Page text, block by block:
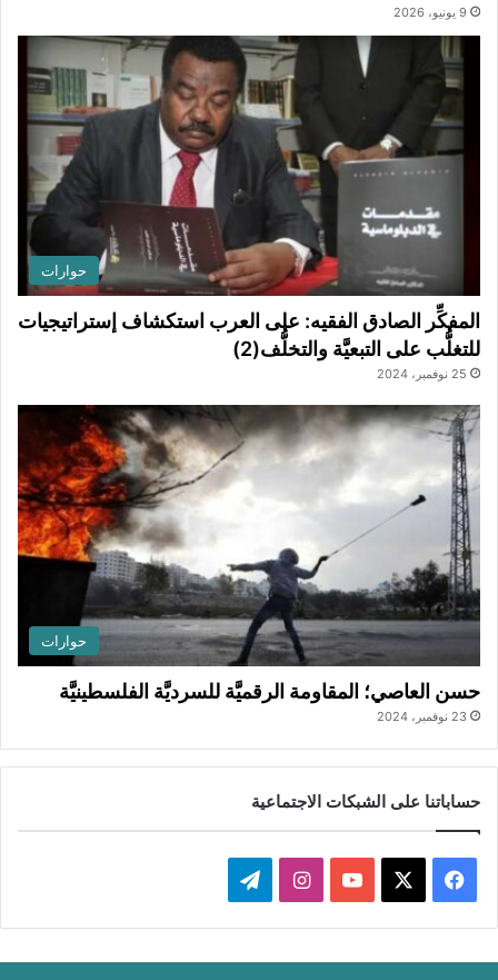
9 يونيو، 2026
حوارات
المفكِّر الصادق الفقيه: على العرب استكشاف إستراتيجيات
للتغلُّب على التبعيَّة والتخلُّف(2)
25 نوفمبر، 2024
حوارات
حسن العاصي؛ المقاومة الرقميَّة للسرديَّة الفلسطينيَّة
23 نوفمبر، 2024
حساباتنا على الشبكات الاجتماعية
ي
س
X
Y
o
ن
س
ي
ل